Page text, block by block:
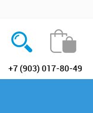
+7 (903) 017-80-49